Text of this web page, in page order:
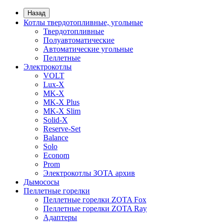
Назад
Котлы твердотопливные, угольные
Твердотопливные
Полуавтоматические
Автоматические угольные
Пеллетные
Электрокотлы
VOLT
Lux-X
MK-X
MK-X Plus
MK-X Slim
Solid-X
Reserve-Set
Balance
Solo
Econom
Prom
Электрокотлы ЗОТА архив
Дымососы
Пеллетные горелки
Пеллетные горелки ZOTA Fox
Пеллетные горелки ZOTA Ray
Адаптеры